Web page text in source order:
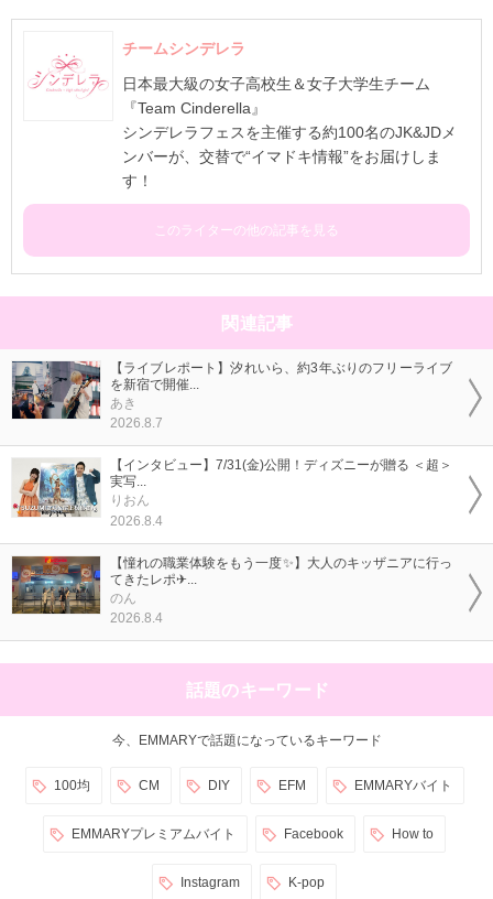
チームシンデレラ
日本最大級の女子高校生＆女子大学生チーム
『Team Cinderella』
シンデレラフェスを主催する約100名のJK&JDメ
ンバーが、交替で“イマドキ情報”をお届けしま
す！
このライターの他の記事を見る
関連記事
【ライブレポート】汐れいら、約3年ぶりのフリーライブ
を新宿で開催...
あき
2026.8.7
【インタビュー】7/31(金)公開！ディズニーが贈る ＜超＞
実写...
りおん
2026.8.4
【憧れの職業体験をもう一度✨】大人のキッザニアに行っ
てきたレポ✈...
のん
2026.8.4
話題のキーワード
今、EMMARYで話題になっているキーワード
100均 CM DIY EFM EMMARYバイト
EMMARYプレミアムバイト Facebook How to
Instagram K-pop